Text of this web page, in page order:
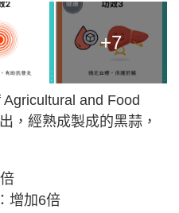
+7
and Food
，經熟成製成的黑蒜，
增加6倍